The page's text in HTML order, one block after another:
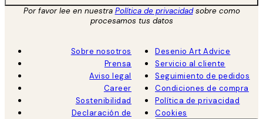
Por favor lee en nuestra Política de privacidadsobre como
procesamos tus datos
Sobre nosotros
Prensa
Aviso legal
Career
Sostenibilidad
Declaración de
Desenio Art Advice
Servicio al cliente
Seguimiento de pedidos
Condiciones de compra
Política de privacidad
Cookies